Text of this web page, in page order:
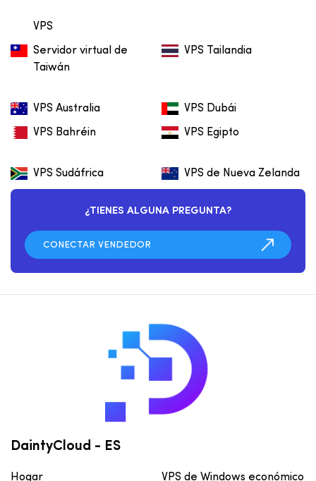
VPS
Servidor virtual de
Taiwán
VPS Tailandia
VPS Australia VPS Dubái
VPS Bahréin VPS Egipto
VPS Sudáfrica VPS de Nueva Zelanda
¿TIENES ALGUNA PREGUNTA?
DaintyCloud - ES
Hogar VPS de Windows económico